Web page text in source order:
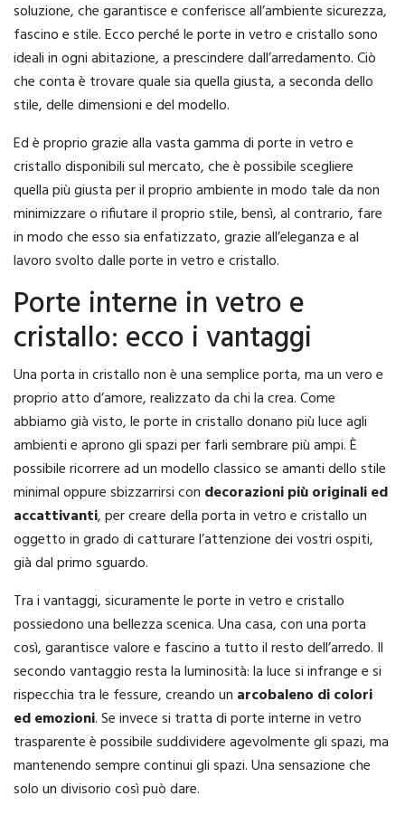
soluzione, che garantisce e conferisce all’ambiente sicurezza,
fascino e stile. Ecco perché le porte in vetro e cristallo sono
ideali in ogni abitazione, a prescindere dall’arredamento. Ciò
che conta è trovare quale sia quella giusta, a seconda dello
stile, delle dimensioni e del modello.
Ed è proprio grazie alla vasta gamma di porte in vetro e
cristallo disponibili sul mercato, che è possibile scegliere
quella più giusta per il proprio ambiente in modo tale da non
minimizzare o rifiutare il proprio stile, bensì, al contrario, fare
in modo che esso sia enfatizzato, grazie all’eleganza e al
lavoro svolto dalle porte in vetro e cristallo.
Porte interne in vetro e
cristallo: ecco i vantaggi
Una porta in cristallo non è una semplice porta, ma un vero e
proprio atto d’amore, realizzato da chi la crea. Come
abbiamo già visto, le porte in cristallo donano più luce agli
ambienti e aprono gli spazi per farli sembrare più ampi. È
possibile ricorrere ad un modello classico se amanti dello stile
minimal oppure sbizzarrirsi con decorazioni più originali ed
accattivanti, per creare della porta in vetro e cristallo un
oggetto in grado di catturare l’attenzione dei vostri ospiti,
già dal primo sguardo.
Tra i vantaggi, sicuramente le porte in vetro e cristallo
possiedono una bellezza scenica. Una casa, con una porta
così, garantisce valore e fascino a tutto il resto dell’arredo. Il
secondo vantaggio resta la luminosità: la luce si infrange e si
rispecchia tra le fessure, creando un arcobaleno di colori
ed emozioni. Se invece si tratta di porte interne in vetro
trasparente è possibile suddividere agevolmente gli spazi, ma
mantenendo sempre continui gli spazi. Una sensazione che
solo un divisorio così può dare.